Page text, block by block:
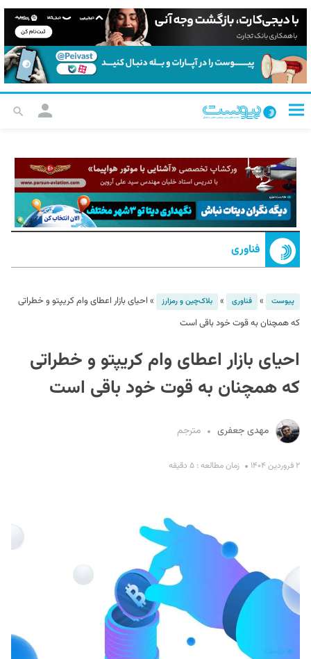
فناوری
پیوست » فناوری » بلاک‌چین و رمزارز » احیای بازار اعطای وام کریپتو و خطراتی
که همچنان به قوت خود باقی است
احیای بازار اعطای وام کریپتو و خطراتی
که همچنان به قوت خود باقی است
مهدی جعفری مترجم
۲ فروردین ۱۴۰۴ زمان مطالعه : ۵ دقیقه